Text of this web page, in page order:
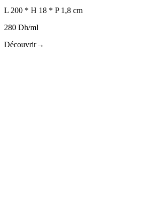
L 200 * H 18 * P 1,8 cm
280 Dh/ml
Découvrir→